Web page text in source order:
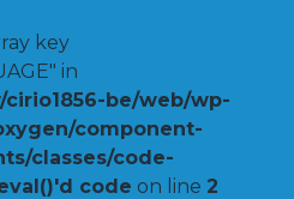
key
in
be/web/wp-
component-
classes/code-
code on line 2